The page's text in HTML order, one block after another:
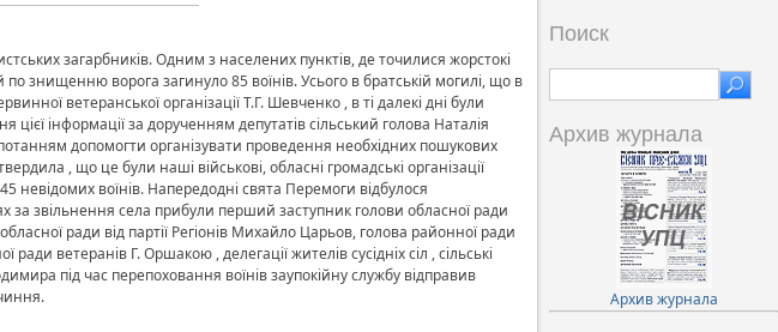
загарбників. Одним з населених пунктів, де точилися жорстокі
знищенню ворога загинуло 85 воїнів. Усього в братській могилі, що в
ветеранської організації Т.Г. Шевченко , в ті далекі дні були
інформації за дорученням депутатів сільський голова Наталія
допомогти організувати проведення необхідних пошукових
, що це були наші військові, обласні громадські організації
невідомих воїнів. Напередодні свята Перемоги відбулося
звільнення села прибули перший заступник голови обласної ради
ради від партії Регіонів Михайло Царьов, голова районної ради
ветеранів Г. Оршакою , делегації жителів сусідніх сіл , сільські
під час перепоховання воїнів заупокійну службу відправив
Поиск
Архив журнала
Архив журнала